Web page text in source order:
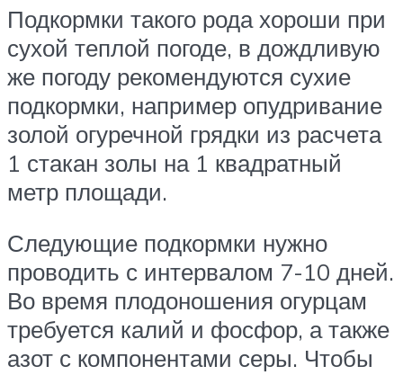
Подкормки такого рода хороши при
сухой теплой погоде, в дождливую
же погоду рекомендуются сухие
подкормки, например опудривание
золой огуречной грядки из расчета
1 стакан золы на 1 квадратный
метр площади.
Следующие подкормки нужно
проводить с интервалом 7-10 дней.
Во время плодоношения огурцам
требуется калий и фосфор, а также
азот с компонентами серы. Чтобы